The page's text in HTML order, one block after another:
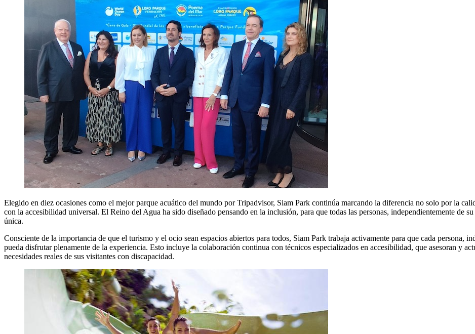
Elegido en diez ocasiones como el mejor parque acuático del mundo por Tripadvisor, Siam Park continúa marcando la diferencia no solo por la
con la accesibilidad universal. El Reino del Agua ha sido diseñado pensando en la inclusión, para que todas las personas, independientemente de
única.
Consciente de la importancia de que el turismo y el ocio sean espacios abiertos para todos, Siam Park trabaja activamente para que cada persona,
pueda disfrutar plenamente de la experiencia. Esto incluye la colaboración continua con técnicos especializados en accesibilidad, que asesoran y
necesidades reales de sus visitantes con discapacidad.